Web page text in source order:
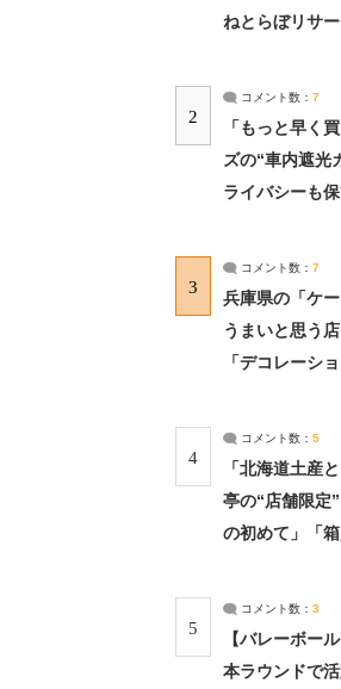
ねとらぼリサ
2
コメント数： 7
「もっと早く
ズの“車内遮
ライバシーも
3
コメント数： 7
兵庫県の「ケ
うまいと思う
「デコレーシ
4
コメント数： 5
「北海道土産
亭の“店舗限
の初めて」「
5
コメント数： 3
【バレーボー
本ラウンドで